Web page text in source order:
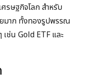
รษฐกิจโลก สำหรับ
มาก ทั้งทองรูปพรรณ
ช่น Gold ETF และ